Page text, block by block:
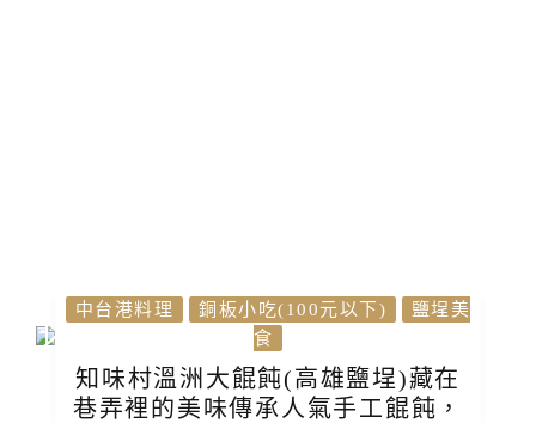
中台港料理 銅板小吃(100元以下)
鹽埕美
食
知味村溫洲大餛飩(高雄鹽埕)藏在
巷弄裡的美味傳承人氣手工餛飩，